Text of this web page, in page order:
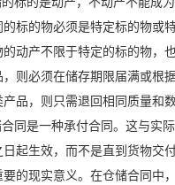
标的物必须是特定标的物或
动产不限于特定的标的物，
则必须在储存期限届满或根
品，则只需退回相同质量和
合同是一种承付合同。这与实
日起生效，而不是直到货物交
的现实意义。在仓储合同中